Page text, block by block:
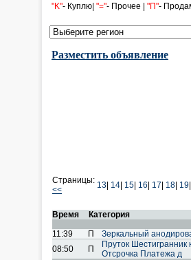
"K"- Куплю| "="- Прочее | "П"-
Разместить объявление
Страницы:
<<
13 14 15 16 17 18 19
Время Категория
11:39
П
Зеркальный
08:50
П
Пруток
Отсрочка Платежа д